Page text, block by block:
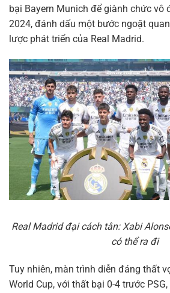
bại Bayern Munich để giành chức vô
2024, đánh dấu một bước ngoặt
lược phát triển của Real Madrid.
Real Madrid đại cách tân: Xabi
có thể ra đi
Tuy nhiên, màn trình diễn đáng thất
World Cup, với thất bại 0-4 trước